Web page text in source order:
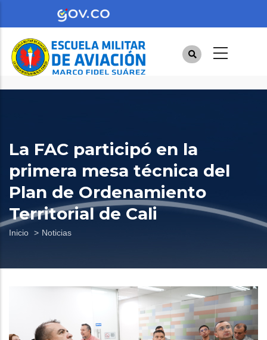
contenido
principal
La FAC participó en la
primera mesa técnica del
Plan de Ordenamiento
Territorial de Cali
Sobrescribir
de
ayuda
la
Inicio Noticias